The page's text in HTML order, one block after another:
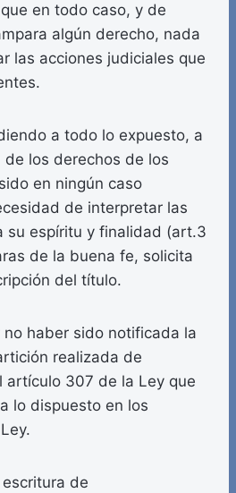
en todo caso, y de
algún derecho, nada
las acciones judiciales que
a todo lo expuesto, a
los derechos de los
en ningún caso
de interpretar las
su espíritu y finalidad (art.3
de la buena fe, solicita
del título.
haber sido notificada la
realizada de
artículo 307 de la Ley que
lo dispuesto en los
de